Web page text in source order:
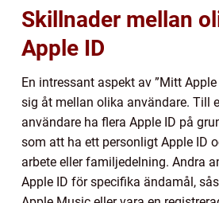
Skillnader mellan
Apple ID
En intressant aspekt av ”Mitt
sig åt mellan olika användare. Till
användare ha flera Apple ID på
som att ha ett personligt Apple ID
arbete eller familjedelning. Andra
Apple ID för specifika ändamål,